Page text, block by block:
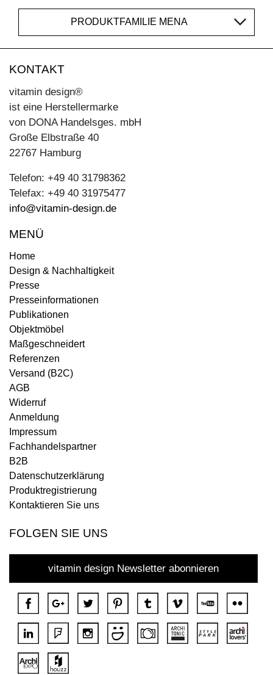
PRODUKTFAMILIE MENA
KONTAKT
vitamin design®
ist eine Herstellermarke
von DONA Handelsges. mbH
Große Elbstraße 40
22767 Hamburg
Telefon: +49 40 31798362
Telefax: +49 40 31975477
info@vitamin-design.de
MENÜ
Home
Design & Nachhaltigkeit
Presse
Presseinformationen
Publikationen
Objektmöbel
Maßgeschneidert
Referenzen
Versand (B2C)
AGB
Widerruf
Anmeldung
Impressum
Fachhandelspartner
B2B
Datenschutzerklärung
Produktregistrierung
Kontaktieren Sie uns
FOLGEN SIE UNS
vitamin design Newsletter abonnieren